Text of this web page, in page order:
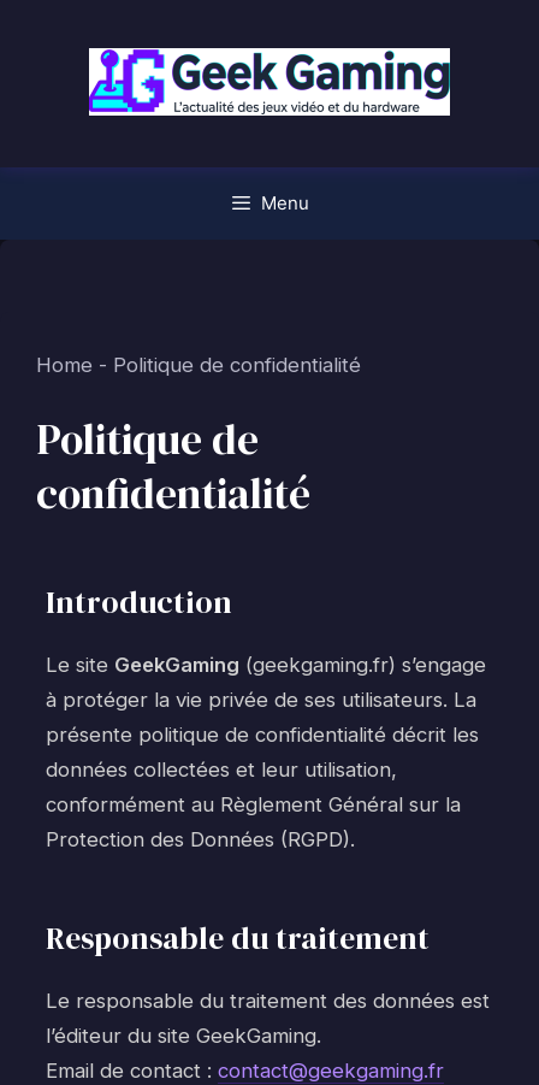
Menu
Home - Politique de confidentialité
Politique de
confidentialité
Introduction
Le site GeekGaming (geekgaming.fr) s’engage
à protéger la vie privée de ses utilisateurs. La
présente politique de confidentialité décrit les
données collectées et leur utilisation,
conformément au Règlement Général sur la
Protection des Données (RGPD).
Responsable du traitement
Le responsable du traitement des données est
l’éditeur du site GeekGaming.
Email de contact : contact@geekgaming.fr